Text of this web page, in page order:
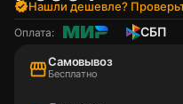
verifiedНашли дешевле?
Оплата: СБП
storefrontСамовывоз
Бесплатно